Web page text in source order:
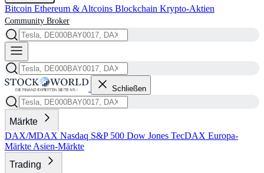
Bitcoin Ethereum & Altcoins Blockchain Krypto-Aktien
Community Broker
Schließen
Märkte
DAX/MDAX Nasdaq S&P 500 Dow Jones TecDAX Europa-
Märkte Asien-Märkte
Trading